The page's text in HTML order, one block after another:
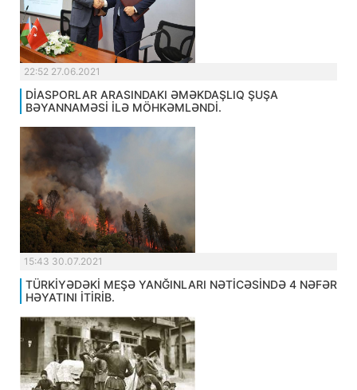
22:52 27.06.2021
DİASPORLAR ARASINDAKI ƏMƏKDAŞLIQ ŞUŞA
BƏYANNAMƏSİ İLƏ MÖHKƏMLƏNDİ.
15:43 30.07.2021
TÜRKİYƏDƏKİ MEŞƏ YANĞINLARI NƏTİCƏSİNDƏ 4 NƏFƏR
HƏYATINI İTİRİB.